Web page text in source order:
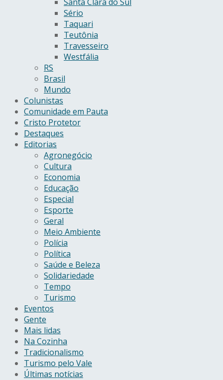
Sério
Taquari
Teutônia
Travesseiro
Westfália
RS
Brasil
Mundo
Colunistas
Comunidade em Pauta
Cristo Protetor
Destaques
Editorias
Agronegócio
Cultura
Economia
Educação
Especial
Esporte
Geral
Meio Ambiente
Polícia
Política
Saúde e Beleza
Solidariedade
Tempo
Turismo
Eventos
Gente
Mais lidas
Na Cozinha
Tradicionalismo
Turismo pelo Vale
Últimas notícias